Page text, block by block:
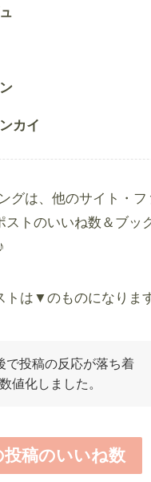
カイ
グは、他のサイト・フ
ストのいいね数＆ブッ
トは▼のものになりま
で投稿の反応が落ち着
値化しました。
投稿のいいね数